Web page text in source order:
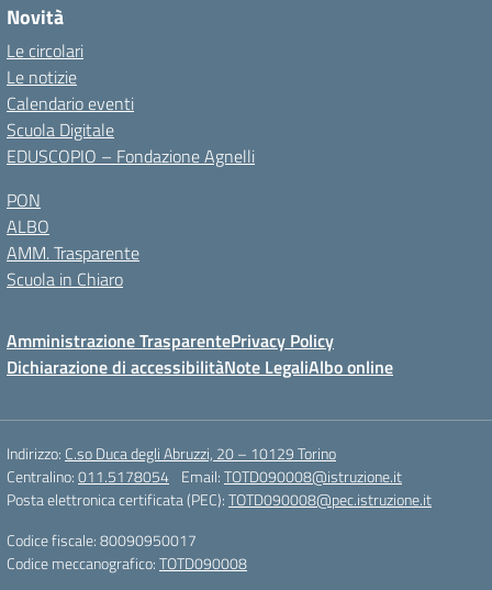
Novità
Le circolari
Le notizie
Calendario eventi
Scuola Digitale
EDUSCOPIO – Fondazione Agnelli
PON
ALBO
AMM. Trasparente
Scuola in Chiaro
Amministrazione TrasparentePrivacy Policy
Dichiarazione di accessibilitàNote LegaliAlbo online
Indirizzo: C.so Duca degli Abruzzi, 20 – 10129 Torino
Centralino:011.5178054 Email:TOTD090008@istruzione.it
Posta elettronica certificata (PEC):TOTD090008@pec.istruzione.it
Codice fiscale: 80090950017
Codice meccanografico:TOTD090008